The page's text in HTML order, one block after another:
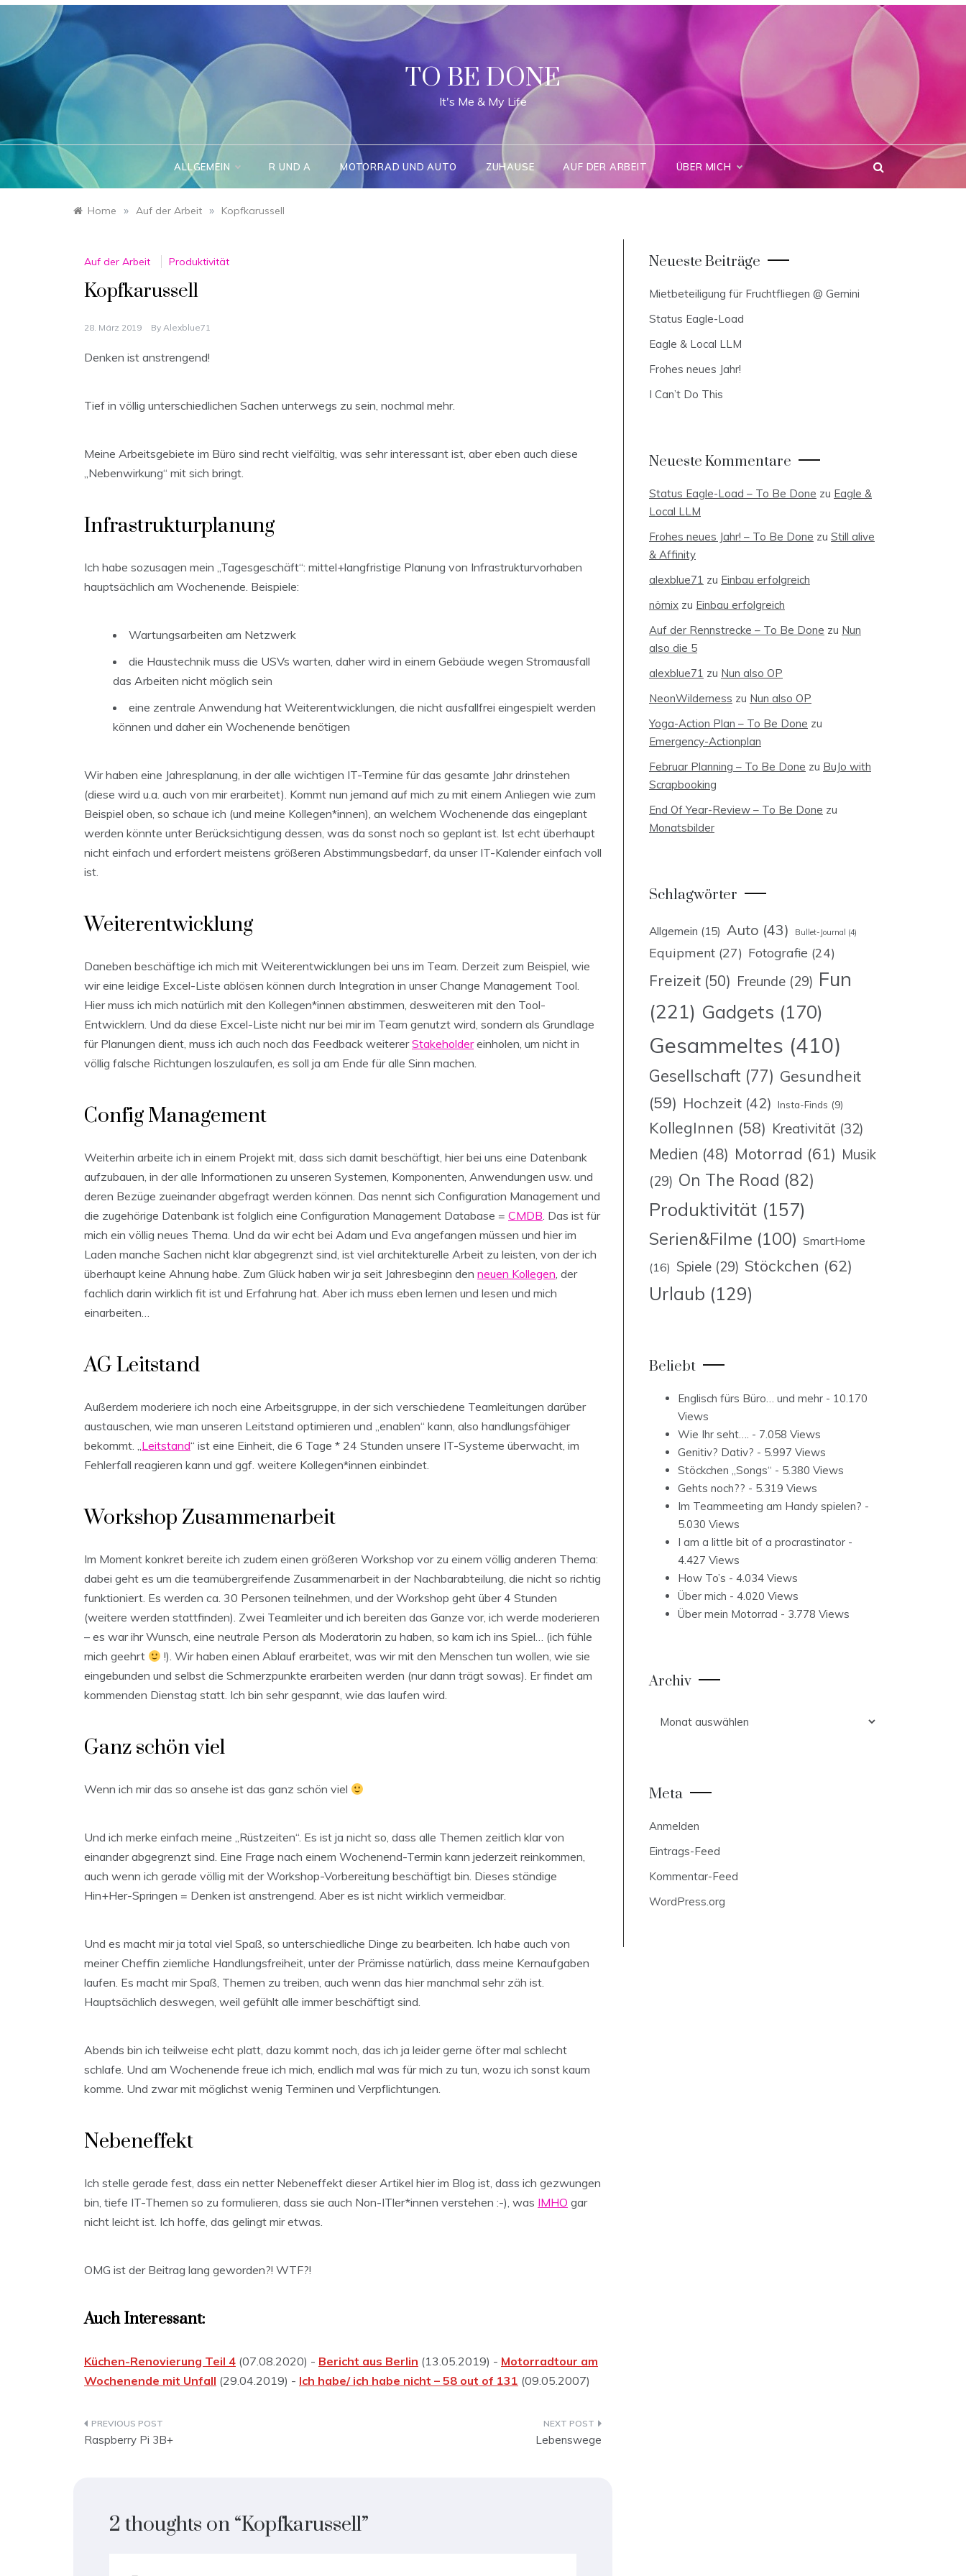
Skip
TO BE DONE
It's Me & My Life
ALLGEMEIN R UND A MOTORRAD UND AUTO ZUHAUSE AUF DER ARBEIT ÜBER MICH
Home » Auf der Arbeit » Kopfkarussell
Auf der Arbeit Produktivität
Kopfkarussell
28. März 2019 By Alexblue71
Denken ist anstrengend!
Tief in völlig unterschiedlichen Sachen unterwegs zu sein, nochmal mehr.
Meine Arbeitsgebiete im Büro sind recht vielfältig, was sehr interessant ist, aber eben auch diese
„Nebenwirkung“ mit sich bringt.
Infrastrukturplanung
Ich habe sozusagen mein „Tagesgeschäft“: mittel+langfristige Planung von Infrastrukturvorhaben
hauptsächlich am Wochenende. Beispiele:
Wartungsarbeiten am Netzwerk
die Haustechnik muss die USVs warten, daher wird in einem Gebäude wegen Stromausfall
das Arbeiten nicht möglich sein
eine zentrale Anwendung hat Weiterentwicklungen, die nicht ausfallfrei eingespielt werden
können und daher ein Wochenende benötigen
Wir haben eine Jahresplanung, in der alle wichtigen IT-Termine für das gesamte Jahr drinstehen
(diese wird u.a. auch von mir erarbeitet). Kommt nun jemand auf mich zu mit einem Anliegen wie zum
Beispiel oben, so schaue ich (und meine Kollegen*innen), an welchem Wochenende das eingeplant
werden könnte unter Berücksichtigung dessen, was da sonst noch so geplant ist. Ist echt überhaupt
nicht einfach und erfordert meistens größeren Abstimmungsbedarf, da unser IT-Kalender einfach voll
ist.
Weiterentwicklung
Daneben beschäftige ich mich mit Weiterentwicklungen bei uns im Team. Derzeit zum Beispiel, wie
wir eine leidige Excel-Liste ablösen können durch Integration in unser Change Management Tool.
Hier muss ich mich natürlich mit den Kollegen*innen abstimmen, desweiteren mit den Tool-
Entwicklern. Und da diese Excel-Liste nicht nur bei mir im Team genutzt wird, sondern als Grundlage
für Planungen dient, muss ich auch noch das Feedback weitererStakeholdereinholen, um nicht in
völlig falsche Richtungen loszulaufen, es soll ja am Ende für alle Sinn machen.
Config Management
Weiterhin arbeite ich in einem Projekt mit, dass sich damit beschäftigt, hier bei uns eine Datenbank
aufzubauen, in der alle Informationen zu unseren Systemen, Komponenten, Anwendungen usw. und
deren Bezüge zueinander abgefragt werden können. Das nennt sich Configuration Management und
die zugehörige Datenbank ist folglich eine Configuration Management Database = CMDB. Das ist für
mich ein völlig neues Thema. Und da wir echt bei Adam und Eva angefangen müssen und hier im
Laden manche Sachen nicht klar abgegrenzt sind, ist viel architekturelle Arbeit zu leisten, von der ich
überhaupt keine Ahnung habe. Zum Glück haben wir ja seit Jahresbeginn den neuen Kollegen, der
fachlich darin wirklich fit ist und Erfahrung hat. Aber ich muss eben lernen und lesen und mich
einarbeiten…
AG Leitstand
Außerdem moderiere ich noch eine Arbeitsgruppe, in der sich verschiedene Teamleitungen darüber
austauschen, wie man unseren Leitstand optimieren und „enablen“ kann, also handlungsfähiger
bekommt. „Leitstand“ ist eine Einheit, die 6 Tage * 24 Stunden unsere IT-Systeme überwacht, im
Fehlerfall reagieren kann und ggf. weitere Kollegen*innen einbindet.
Workshop Zusammenarbeit
Im Moment konkret bereite ich zudem einen größeren Workshop vor zu einem völlig anderen Thema:
dabei geht es um die teamübergreifende Zusammenarbeit in der Nachbarabteilung, die nicht so richtig
funktioniert. Es werden ca. 30 Personen teilnehmen, und der Workshop geht über 4 Stunden
(weitere werden stattfinden). Zwei Teamleiter und ich bereiten das Ganze vor, ich werde moderieren
– es war ihr Wunsch, eine neutrale Person als Moderatorin zu haben, so kam ich ins Spiel… (ich fühle
mich geehrt
!). Wir haben einen Ablauf erarbeitet, was wir mit den Menschen tun wollen, wie sie
eingebunden und selbst die Schmerzpunkte erarbeiten werden (nur dann trägt sowas). Er findet am
kommenden Dienstag statt. Ich bin sehr gespannt, wie das laufen wird.
Ganz schön viel
Wenn ich mir das so ansehe ist das ganz schön viel
Und ich merke einfach meine „Rüstzeiten“. Es ist ja nicht so, dass alle Themen zeitlich klar von
einander abgegrenzt sind. Eine Frage nach einem Wochenend-Termin kann jederzeit reinkommen,
auch wenn ich gerade völlig mit der Workshop-Vorbereitung beschäftigt bin. Dieses ständige
Hin+Her-Springen = Denken ist anstrengend. Aber es ist nicht wirklich vermeidbar.
Und es macht mir ja total viel Spaß, so unterschiedliche Dinge zu bearbeiten. Ich habe auch von
meiner Cheffin ziemliche Handlungsfreiheit, unter der Prämisse natürlich, dass meine Kernaufgaben
laufen. Es macht mir Spaß, Themen zu treiben, auch wenn das hier manchmal sehr zäh ist.
Hauptsächlich deswegen, weil gefühlt alle immer beschäftigt sind.
Abends bin ich teilweise echt platt, dazu kommt noch, das ich ja leider gerne öfter mal schlecht
schlafe. Und am Wochenende freue ich mich, endlich mal was für mich zu tun, wozu ich sonst kaum
komme. Und zwar mit möglichst wenig Terminen und Verpflichtungen.
Nebeneffekt
Ich stelle gerade fest, dass ein netter Nebeneffekt dieser Artikel hier im Blog ist, dass ich gezwungen
bin, tiefe IT-Themen so zu formulieren, dass sie auch Non-ITler*innen verstehen :-), was IMHO gar
nicht leicht ist. Ich hoffe, das gelingt mir etwas.
OMG ist der Beitrag lang geworden?! WTF?!
Auch Interessant:
Küchen-Renovierung Teil 4 (07.08.2020) - Bericht aus Berlin (13.05.2019) - Motorradtour am
Wochenende mit Unfall (29.04.2019) - Ich habe/ ich habe nicht – 58 out of 131 (09.05.2007)
Beitragsnavigation
Raspberry Pi 3B+ Lebenswege
2 thoughts on “Kopfkarussell”
Neueste Beiträge
Mietbeteiligung für Fruchtfliegen @ Gemini
Status Eagle-Load
Eagle & Local LLM
Frohes neues Jahr!
I Can’t Do This
Neueste Kommentare
Status Eagle-Load – To Be Done zu Eagle &
Local LLM
Frohes neues Jahr! – To Be Done zu Still alive
& Affinity
alexblue71 zu Einbau erfolgreich
nömix zu Einbau erfolgreich
Auf der Rennstrecke – To Be Done zu Nun
also die 5
alexblue71 zu Nun also OP
NeonWilderness zu Nun also OP
Yoga-Action Plan – To Be Done zu
Emergency-Actionplan
Februar Planning – To Be Done zu BuJo with
Scrapbooking
End Of Year-Review – To Be Done zu
Monatsbilder
Schlagwörter
Allgemein (15) Auto (43) Bullet-Journal (4)
Equipment (27) Fotografie (24)
Freizeit (50) Freunde (29) Fun
(221) Gadgets (170)
Gesammeltes (410)
Gesellschaft (77) Gesundheit
(59) Hochzeit (42) Insta-Finds (9)
KollegInnen (58) Kreativität (32)
Medien (48) Motorrad (61) Musik
(29) On The Road (82)
Produktivität (157)
Serien&Filme (100) SmartHome
(16) Spiele (29) Stöckchen (62)
Urlaub (129)
Beliebt
Englisch fürs Büro… und mehr - 10.170
Views
Wie Ihr seht…. - 7.058 Views
Genitiv? Dativ? - 5.997 Views
Stöckchen „Songs“ - 5.380 Views
Gehts noch?? - 5.319 Views
Im Teammeeting am Handy spielen? -
5.030 Views
I am a little bit of a procrastinator -
4.427 Views
How To’s - 4.034 Views
Über mich - 4.020 Views
Über mein Motorrad - 3.778 Views
Archiv
Meta
Anmelden
Eintrags-Feed
Kommentar-Feed
WordPress.org